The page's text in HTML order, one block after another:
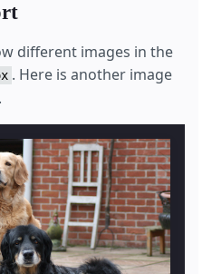
different images in the
. Here is another image